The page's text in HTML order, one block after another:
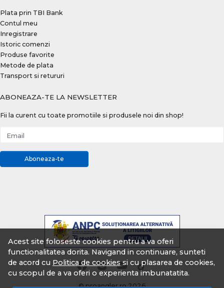
Acest site foloseste cookies pentru a va oferi
functionalitatea dorita. Navigand in continuare, sunteti
de acord cu Politica de cookiessi cu plasarea de cookies,
cu scopul de a va oferi o experienta imbunatatita.
Plata prin TBI Bank
Contul meu
Inregistrare
Istoric comenzi
Produse favorite
Metode de plata
Transport si retururi
ABONEAZA-TE LA NEWSLETTER
Fii la curent cu toate promotiile si produsele noi din shop!
Email
Aboneaza-te
© proangler.ro 2026